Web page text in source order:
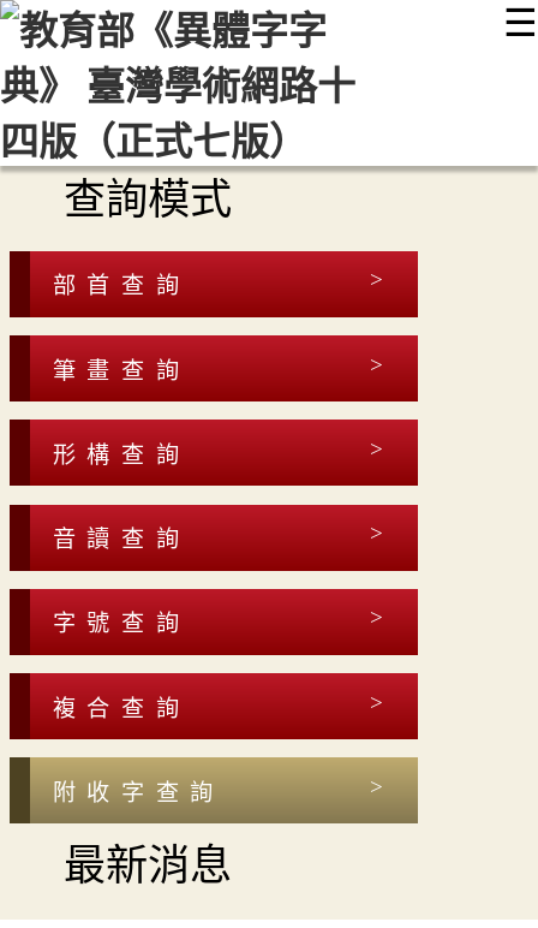
☰
::: 最新消息 常見問題 編輯說明
顯示模式
網站導覽
查詢模式
部首查詢
筆畫查詢
形構查詢
音讀查詢
字號查詢
複合查詢
附收字查詢
最新消息